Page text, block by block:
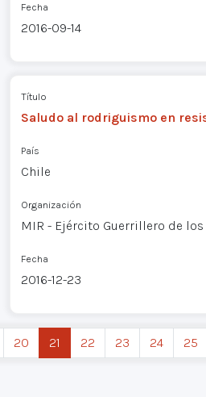
Fecha
2016-09-14
Título
Saludo al rodriguismo en
País
Chile
Organización
MIR - Ejército Guerrillero de los
Fecha
2016-12-23
20 21 22 23 24 25